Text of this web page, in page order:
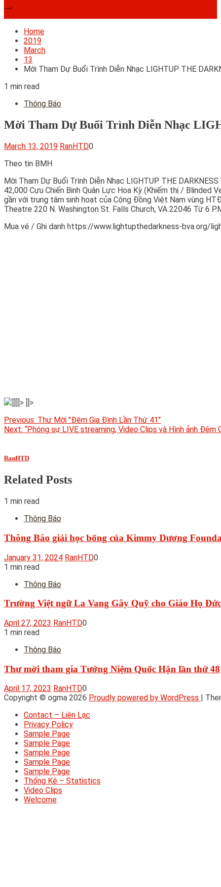
Home
2019
March
13
Mời Tham Dự Buổi Trình Diễn Nhạc LIGHTUP THE
1 min read
Thông Báo
Mời Tham Dự Buổi Trình Diễn Nhạc
March 13, 2019 RanHTD0
Theo tin BMH
Mời Tham Dự Buổi Trình Diễn Nhạc LIGHTUP THE
42,000 Cựu Chiến Binh Quân Lực Hoa Kỳ (Khiếm thị /
gần với trung tâm sinh hoạt của Cộng Đồng Việt Nam vùng
Theatre 220 N. Washington St. Falls Church, VA 22046 Từ 6
Mua vé / Ghi danh https://www.lightupthedarkness-bva.org/
]]]]> ]]>
Post
navigation
Previous: Thư Mời "Đêm Gia Đình Lần Thứ 41"
Next: “Phóng sự LIVE streaming, Video Clips và Hình ảnh
RanHTD
Related Posts
1 min read
Thông Báo
Thông Báo giải học bổng của Kimmy Dương
January 31, 2024 RanHTD0
1 min read
Thông Báo
Trường Việt ngữ La Vang Gây Quỹ cho Giáo Họ
April 27, 2023 RanHTD0
1 min read
Thông Báo
Thư mời tham gia Tưởng Niệm Quốc Hận lần thứ 48
April 17, 2023 RanHTD0
Copyright © ogma 2026 Proudly powered by WordPress
Contact – Liên Lạc
Privacy Policy
Sample Page
Sample Page
Sample Page
Sample Page
Sample Page
Thống Kê – Statistics
Video Clips
Welcome